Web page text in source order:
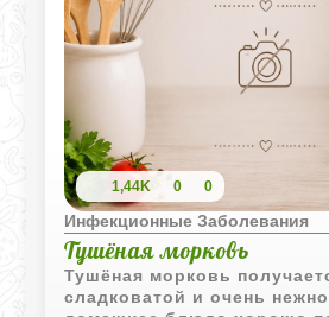
1,44K 0 0
Инфекционные Заболевания
Тушёная морковь
Тушёная морковь
сладковатой и очень